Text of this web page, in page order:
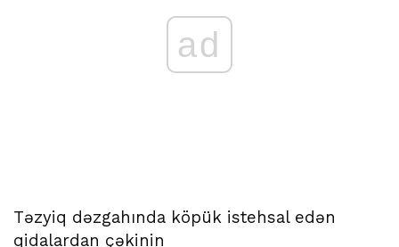
ad
Təzyiq dəzgahında köpük istehsal edən
qidalardan çəkinin